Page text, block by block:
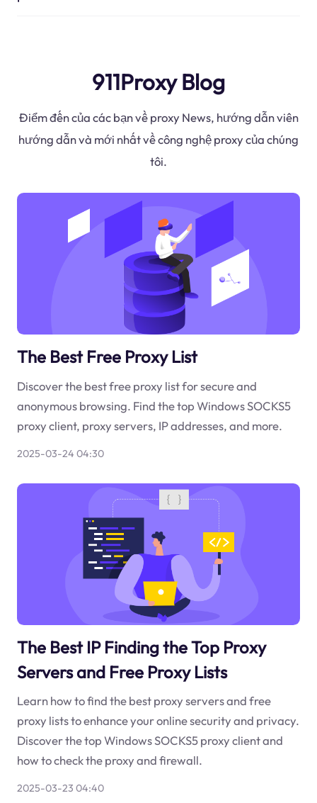
911Proxy Blog
Điểm đến của các bạn về proxy News, hướng dẫn viên
hướng dẫn và mới nhất về công nghệ proxy của chúng
tôi.
The Best Free Proxy List
Discover the best free proxy list for secure and
anonymous browsing. Find the top Windows SOCKS5
proxy client, proxy servers, IP addresses, and more.
2025-03-24 04:30
The Best IP Finding the Top Proxy
Servers and Free Proxy Lists
Learn how to find the best proxy servers and free
proxy lists to enhance your online security and privacy.
Discover the top Windows SOCKS5 proxy client and
how to check the proxy and firewall.
2025-03-23 04:40